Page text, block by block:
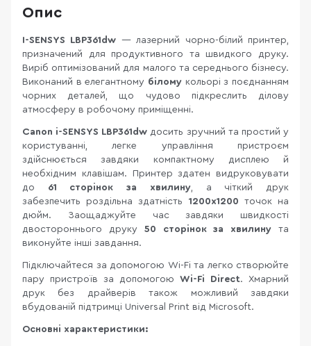
Опис
I-SENSYS LBP361dw — лазерний чорно-білий принтер,
призначений для продуктивного та швидкого друку.
Виріб оптимізований для малого та середнього бізнесу.
Виконаний в елегантному білому кольорі з поєднанням
чорних деталей, що чудово підкреслить ділову
атмосферу в робочому приміщенні.
Canon i-SENSYS LBP361dw досить зручний та простий у
користуванні, легке управління пристроєм
здійснюється завдяки компактному дисплею й
необхідним клавішам. Принтер здатен видруковувати
до 61 сторінок за хвилину, а чіткий друк
забезпечить роздільна здатність 1200x1200 точок на
дюйм. Заощаджуйте час завдяки швидкості
двостороннього друку 50 сторінок за хвилину та
виконуйте інші завдання.
Підключайтеся за допомогою Wi-Fi та легко створюйте
пару пристроїв за допомогою Wi-Fi Direct. Хмарний
друк без драйверів також можливий завдяки
вбудованій підтримці Universal Print від Microsoft.
Основні характеристики: